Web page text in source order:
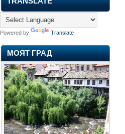
Powered by Translate
МОЯТ ГРАД